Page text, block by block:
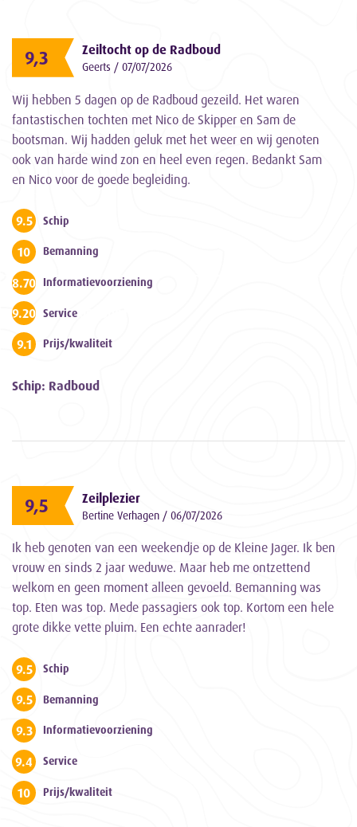
9,3 Zeiltocht op de Radboud
Geerts / 07/07/2026
Wij hebben 5 dagen op de Radboud gezeild. Het waren
fantastischen tochten met Nico de Skipper en Sam de
bootsman. Wij hadden geluk met het weer en wij genoten
ook van harde wind zon en heel even regen. Bedankt Sam
en Nico voor de goede begleiding.
9.5 Schip
10 Bemanning
8.700000000000001
Informatievoorziening
9.200000000000001
Service
9.1 Prijs/kwaliteit
Schip: Radboud
9,5 Zeilplezier
Bertine Verhagen / 06/07/2026
Ik heb genoten van een weekendje op de Kleine Jager. Ik ben
vrouw en sinds 2 jaar weduwe. Maar heb me ontzettend
welkom en geen moment alleen gevoeld. Bemanning was
top. Eten was top. Mede passagiers ook top. Kortom een hele
grote dikke vette pluim. Een echte aanrader!
9.5 Schip
9.5 Bemanning
9.3 Informatievoorziening
9.4 Service
10 Prijs/kwaliteit